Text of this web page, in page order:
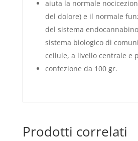
aiuta la normale
del dolore) e il normale
del sistema
sistema biologico di
cellule, a livello centrale e
confezione da 100 gr.
Prodotti correlati